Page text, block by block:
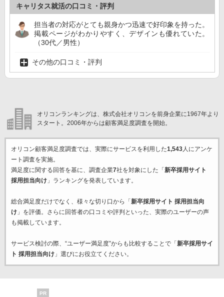
キャリタス就活の口コミ・評判
担当者の対応がとても親身かつ迅速で好印象を持った。
掲載ページがわかりやすく、デザインも優れていた。
（30代／男性）
その他の口コミ・評判
オリコンランキングは、株式会社オリコンを前身企業に1967年より
スタート。2006年からは顧客満足度調査を開始。
オリコン顧客満足度調査では、実際にサービスを利用した1,543人にアンケ
ート調査を実施。
満足度に関する回答を基に、調査企業7社を対象にした「 新卒採用サイト
採用担当向け」ランキングを発表しています。
総合満足度だけでなく、様々な切り口から「 新卒採用サイト 採用担当向
け」を評価。さらに回答者の口コミや評判といった、実際のユーザーの声
も掲載しています。
サービス検討の際、“ユーザー満足度”からも比較することで「 新卒採用サイ
ト 採用担当向け」選びにお役立てください。
PR